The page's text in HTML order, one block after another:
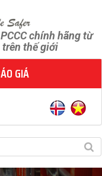
chính hãng từ
trên thế giới
GIÁ